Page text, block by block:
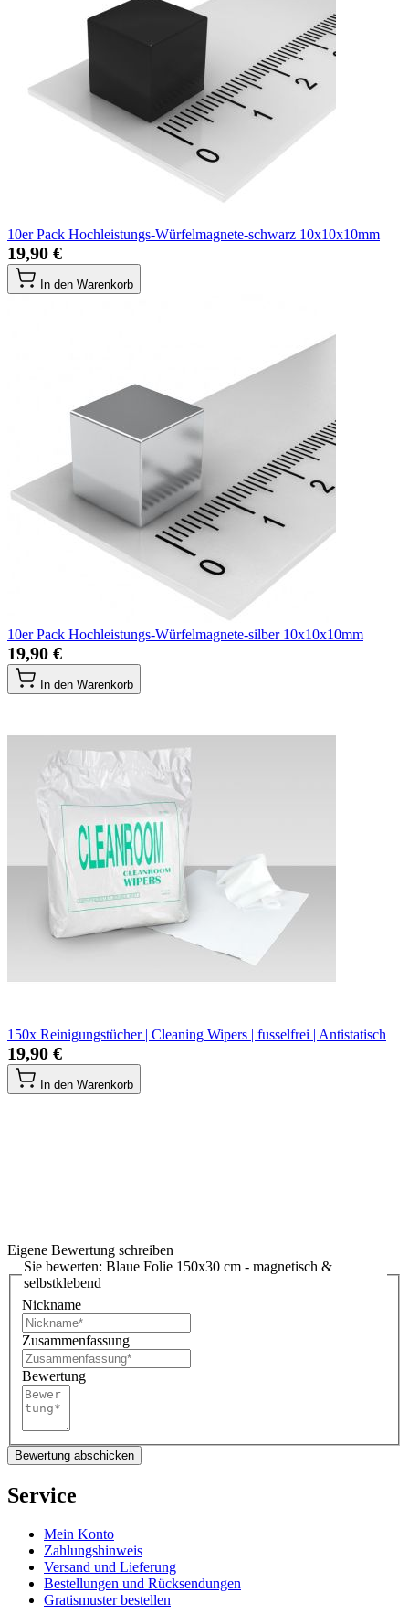
10er Pack Hochleistungs-Würfelmagnete-schwarz 10x10x10mm
19,90 €
In den Warenkorb
10er Pack Hochleistungs-Würfelmagnete-silber 10x10x10mm
19,90 €
In den Warenkorb
150x Reinigungstücher | Cleaning Wipers | fusselfrei | Antistatisch
19,90 €
In den Warenkorb
Eigene Bewertung schreiben
Sie bewerten: Blaue Folie 150x30 cm - magnetisch &
selbstklebend
Nickname
Zusammenfassung
Bewertung
Bewertung abschicken
Service
Mein Konto
Zahlungshinweis
Versand und Lieferung
Bestellungen und Rücksendungen
Gratismuster bestellen